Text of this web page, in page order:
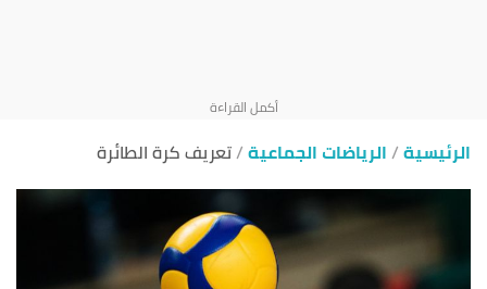
الرئيسية الرياضات الجماعية تعريف كرة الطائرة